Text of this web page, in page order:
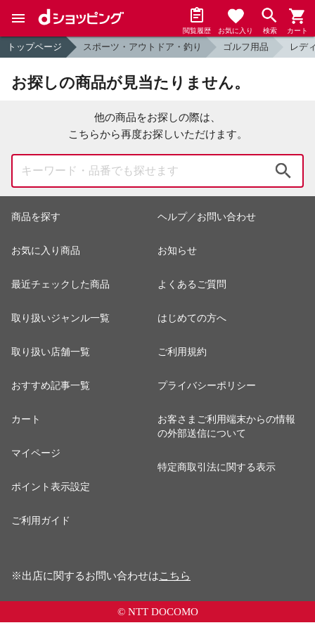
閲覧履歴 お気に入り 検索 カート
トップページ スポーツ・アウトドア・釣り ゴルフ用品 レデ
お探しの商品が見当たりません。
他の商品をお探しの際は、
こちらから再度お探しいただけます。
商品を探す
お気に入り商品
最近チェックした商品
取り扱いジャンル一覧
取り扱い店舗一覧
おすすめ記事一覧
カート
マイページ
ポイント表示設定
ご利用ガイド
ヘルプ／お問い合わせ
お知らせ
よくあるご質問
はじめての方へ
ご利用規約
プライバシーポリシー
お客さまご利用端末からの情報
の外部送信について
特定商取引法に関する表示
※出店に関するお問い合わせはこちら
© NTT DOCOMO